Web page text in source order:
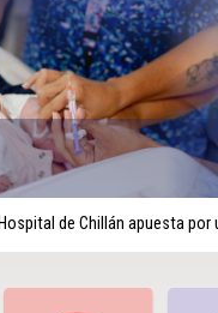
de Chillán apuesta